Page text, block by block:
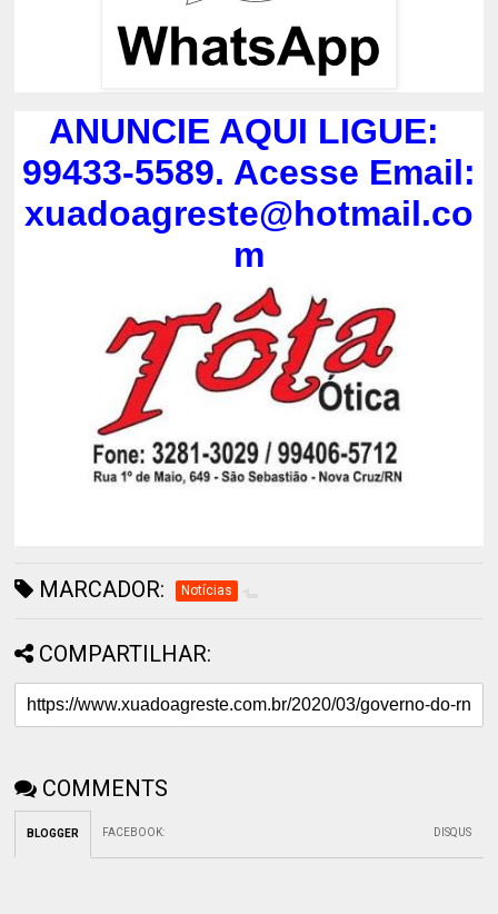
ANUNCIE AQUI LIGUE:
99433-5589. Acesse Email:
xuadoagreste@hotmail.co
m
MARCADOR: Notícias
COMPARTILHAR:
COMMENTS
BLOGGER FACEBOOK: DISQUS